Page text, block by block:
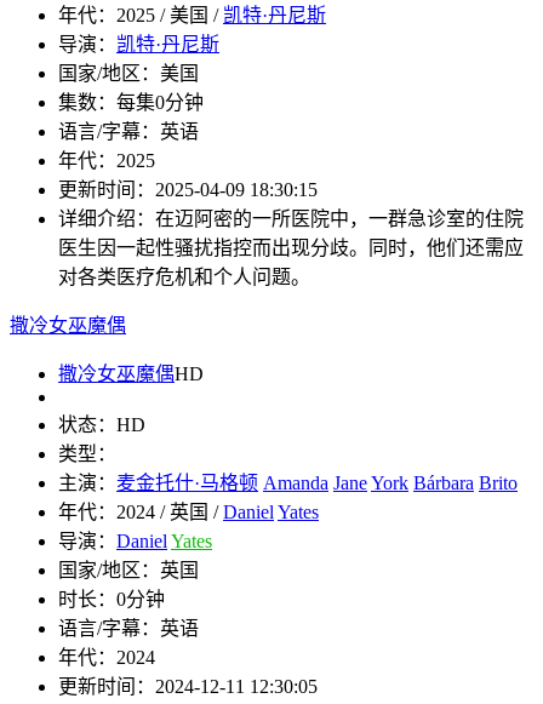
年代： 2025 / 美国 / 凯特·丹尼斯
导演： 凯特·丹尼斯
国家/地区： 美国
集数： 每集0分钟
语言/字幕： 英语
年代： 2025
更新时间： 2025-04-09 18:30:15
详细介绍： 在迈阿密的一所医院中，一群急诊室的住院
医生因一起性骚扰指控而出现分歧。同时，他们还需应
对各类医疗危机和个人问题。
撒冷女巫魔偶
撒冷女巫魔偶HD
状态： HD
类型：
主演： 麦金托什·马格顿 Amanda JaneYork Bárbara Brito
年代： 2024 / 英国 /DanielYates
导演： DanielYates
国家/地区： 英国
时长： 0分钟
语言/字幕： 英语
年代： 2024
更新时间： 2024-12-11 12:30:05